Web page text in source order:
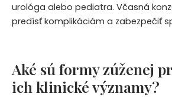
urológa alebo pediatra. Včasná
predísť komplikáciám a zabezpečiť
Aké sú formy zúženej
ich klinické významy?